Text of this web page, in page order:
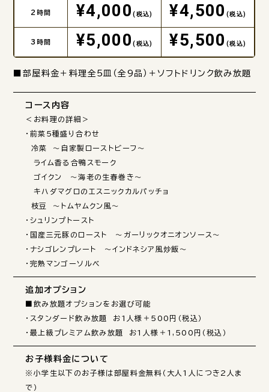
2時間 ¥4,000(税込) ¥4,500 (税込)
3時間 ¥5,000(税込) ¥5,500 (税込)
■部屋料金＋料理全5皿（全9品）＋ソフトドリンク飲み放題
コース内容
＜お料理の詳細＞
・前菜5種盛り合わせ
冷菜　～自家製ローストビーフ～
ライム香る合鴨スモーク
ゴイクン　～海老の生春巻き～
キハダマグロのエスニックカルパッチョ
枝豆　～トムヤムクン風～
・シュリンプトースト
・国産三元豚のロースト　～ガーリックオニオンソース～
・ナシゴレンプレート　～インドネシア風炒飯～
・完熟マンゴーソルベ
追加オプション
■飲み放題オプションをお選び可能
・スタンダード飲み放題　お1人様＋500円（税込）
・最上級プレミアム飲み放題　お1人様＋1,500円（税込）
お子様料金について
※小学生以下のお子様は部屋料金無料（大人1人につき2人ま
で）